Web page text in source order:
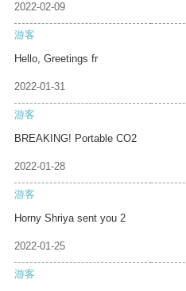
2022-02-09
游客
Hello, Greetings fr
2022-01-31
游客
BREAKING! Portable CO2
2022-01-28
游客
Horny Shriya sent you 2
2022-01-25
游客